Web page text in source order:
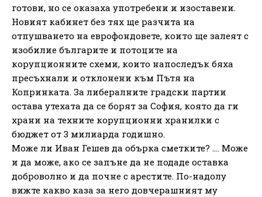
готови, но се оказаха употребени и изоставени.
Новият кабинет без тях ще разчита на
отпушването на еврофондовете, които ще залеят с
изобилие българите и потоците на
корупционните схеми, които напоследък бяха
пресъхнали и отклонени към Пътя на
Копринката. За либералните градски партии
остава утехата да се борят за София, която да ги
храни на техните корупционни хранилки с
бюджет от 3 милиарда годишно.
Може ли Иван Гешев да обърка сметките? …. Може
и да може, ако се запъне да не подаде оставка
доброволно и да почне с арестите. По-надолу
вижте какво каза за него довчерашният му